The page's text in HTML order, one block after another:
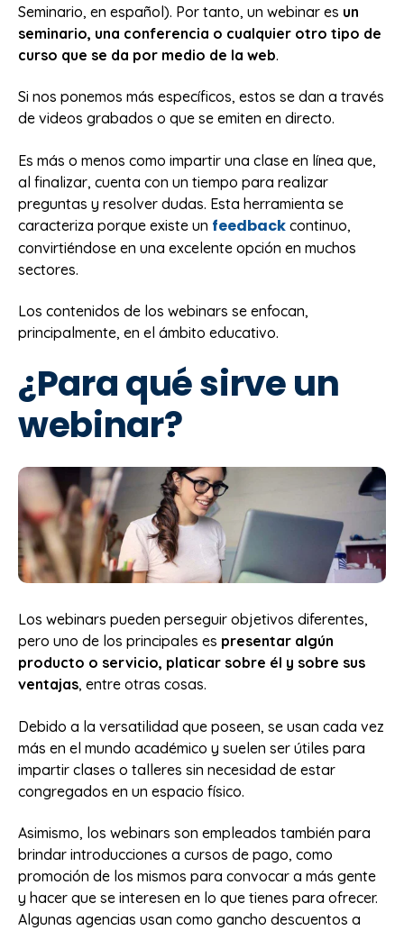
Seminario, en español). Por tanto, un webinar es un
seminario, una conferencia o cualquier otro tipo de
curso que se da por medio de la web.
Si nos ponemos más específicos, estos se dan a través
de videos grabados o que se emiten en directo.
Es más o menos como impartir una clase en línea que,
al finalizar, cuenta con un tiempo para realizar
preguntas y resolver dudas. Esta herramienta se
caracteriza porque existe un feedback continuo,
convirtiéndose en una excelente opción en muchos
sectores.
Los contenidos de los webinars se enfocan,
principalmente, en el ámbito educativo.
¿Para qué sirve un
webinar?
Los webinars pueden perseguir objetivos diferentes,
pero uno de los principales es presentar algún
producto o servicio, platicar sobre él y sobre sus
ventajas, entre otras cosas.
Debido a la versatilidad que poseen, se usan cada vez
más en el mundo académico y suelen ser útiles para
impartir clases o talleres sin necesidad de estar
congregados en un espacio físico.
Asimismo, los webinars son empleados también para
brindar introducciones a cursos de pago, como
promoción de los mismos para convocar a más gente
y hacer que se interesen en lo que tienes para ofrecer.
Algunas agencias usan como gancho descuentos a